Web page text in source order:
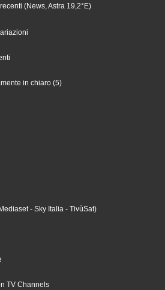
(News, Astra 19,2°E)
in chiaro (5)
- Sky Italia - TivùSat)
TV Channels